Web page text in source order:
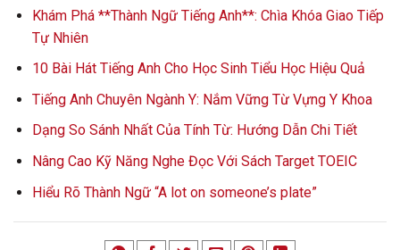
Khám Phá **Thành Ngữ Tiếng Anh**: Chìa Khóa Giao Tiếp
Tự Nhiên
10 Bài Hát Tiếng Anh Cho Học Sinh Tiểu Học Hiệu Quả
Tiếng Anh Chuyên Ngành Y: Nắm Vững Từ Vựng Y Khoa
Dạng So Sánh Nhất Của Tính Từ: Hướng Dẫn Chi Tiết
Nâng Cao Kỹ Năng Nghe Đọc Với Sách Target TOEIC
Hiểu Rõ Thành Ngữ “A lot on someone’s plate”